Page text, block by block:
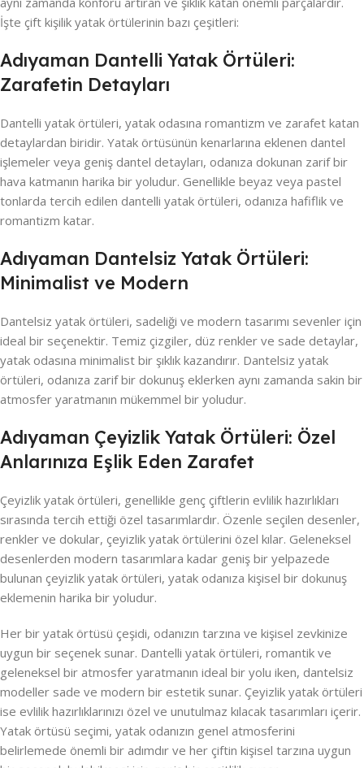
İşte çift kişilik yatak örtülerinin bazı çeşitleri:
Adıyaman Dantelli Yatak Örtüleri:
Zarafetin Detayları
Dantelli yatak örtüleri, yatak odasına romantizm ve zarafet katan
detaylardan biridir. Yatak örtüsünün kenarlarına eklenen dantel
işlemeler veya geniş dantel detayları, odanıza dokunan zarif bir
hava katmanın harika bir yoludur. Genellikle beyaz veya pastel
tonlarda tercih edilen dantelli yatak örtüleri, odanıza hafiflik ve
romantizm katar.
Adıyaman Dantelsiz Yatak Örtüleri:
Minimalist ve Modern
Dantelsiz yatak örtüleri, sadeliği ve modern tasarımı sevenler için
ideal bir seçenektir. Temiz çizgiler, düz renkler ve sade detaylar,
yatak odasına minimalist bir şıklık kazandırır. Dantelsiz yatak
örtüleri, odanıza zarif bir dokunuş eklerken aynı zamanda sakin bir
atmosfer yaratmanın mükemmel bir yoludur.
Adıyaman Çeyizlik Yatak Örtüleri: Özel
Anlarınıza Eşlik Eden Zarafet
Çeyizlik yatak örtüleri, genellikle genç çiftlerin evlilik hazırlıkları
sırasında tercih ettiği özel tasarımlardır. Özenle seçilen desenler,
renkler ve dokular, çeyizlik yatak örtülerini özel kılar. Geleneksel
desenlerden modern tasarımlara kadar geniş bir yelpazede
bulunan çeyizlik yatak örtüleri, yatak odanıza kişisel bir dokunuş
eklemenin harika bir yoludur.
Her bir yatak örtüsü çeşidi, odanızın tarzına ve kişisel zevkinize
uygun bir seçenek sunar. Dantelli yatak örtüleri, romantik ve
geleneksel bir atmosfer yaratmanın ideal bir yolu iken, dantelsiz
modeller sade ve modern bir estetik sunar. Çeyizlik yatak örtüleri
ise evlilik hazırlıklarınızı özel ve unutulmaz kılacak tasarımları içerir.
Yatak örtüsü seçimi, yatak odanızın genel atmosferini
belirlemede önemli bir adımdır ve her çiftin kişisel tarzına uygun